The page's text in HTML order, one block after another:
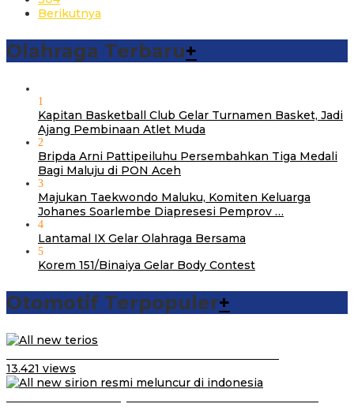
Berikutnya
Olahraga Terbaru+
1
Kapitan Basketball Club Gelar Turnamen Basket, Jadi
Ajang Pembinaan Atlet Muda
2
Bripda Arni Pattipeiluhu Persembahkan Tiga Medali
Bagi Maluju di PON Aceh
3
Majukan Taekwondo Maluku, Komiten Keluarga
Johanes Soarlembe Diapresesi Pemprov …
4
Lantamal IX Gelar Olahraga Bersama
5
Korem 151/Binaiya Gelar Body Contest
Otomotif Terpopuler+
13.421 views